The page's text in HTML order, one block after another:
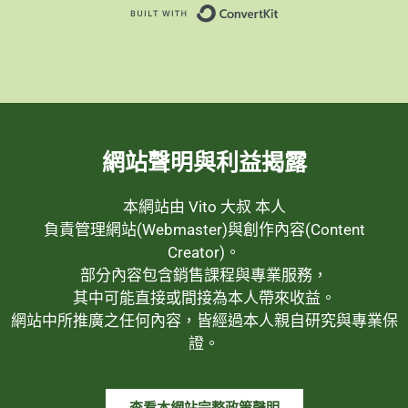
網站聲明與利益揭露
本網站由 Vito 大叔 本人
負責管理網站(Webmaster)與創作內容(Content
Creator)。
部分內容包含銷售課程與專業服務，
其中可能直接或間接為本人帶來收益。
網站中所推廣之任何內容，皆經過本人親自研究與專業保
證。